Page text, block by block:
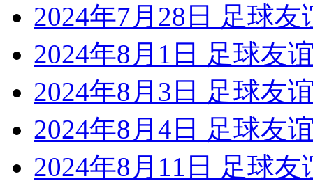
2024年7月28日 足球
2024年8月1日 足球友
2024年8月3日 足球友
2024年8月4日 足球友
2024年8月11日 足球